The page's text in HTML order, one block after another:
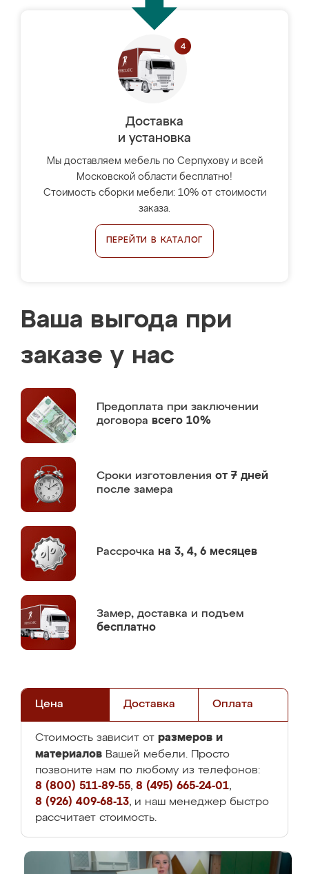
Доставка
и установка
Мы доставляем мебель по Серпухову и всей
Московской области бесплатно!
Стоимость сборки мебели: 10% от стоимости
заказа.
ПЕРЕЙТИ В КАТАЛОГ
Ваша выгода при
заказе у нас
Предоплата при заключении
договора всего 10%
Сроки изготовления от 7 дней
после замера
Рассрочка на 3, 4, 6 месяцев
Замер, доставка и подъем
бесплатно
Цена Доставка Оплата
Стоимость зависит от размеров и
материалов Вашей мебели. Просто
позвоните нам по любому из телефонов:
8 (800) 511-89-55, 8 (495) 665-24-01,
8 (926) 409-68-13, и наш менеджер быстро
рассчитает стоимость.